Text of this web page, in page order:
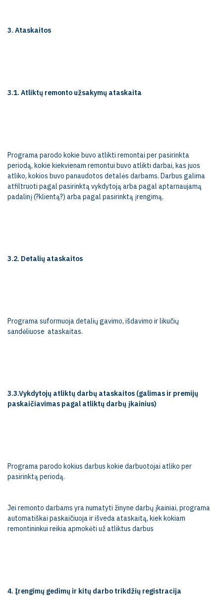
3. Ataskaitos
3.1. Atliktų remonto užsakymų ataskaita
Programa parodo kokie buvo atlikti remontai per pasirinkta
periodą, kokie kiekvienam remontui buvo atlikti darbai, kas juos
atliko, kokios buvo panaudotos detalės darbams. Darbus galima
atfiltruoti pagal pasirinktą vykdytoją arba pagal aptarnaujamą
padalinį (?klientą?) arba pagal pasirinktą įrengimą.
3.2. Detalių ataskaitos
Programa suformuoja detalių gavimo, išdavimo ir likučių
sandėliuose ataskaitas.
3.3.Vykdytojų atliktų darbų ataskaitos (galimas ir premijų
paskaičiavimas pagal atliktų darbų įkainius)
Programa parodo kokius darbus kokie darbuotojai atliko per
pasirinktą periodą.
Jei remonto darbams yra numatyti žinyne darbų įkainiai, programa
automatiškai paskaičiuoja ir išveda ataskaitą, kiek kokiam
remontininkui reikia apmokėti už atliktus darbus
4. Įrengimų gedimų ir kitų darbo trikdžių registracija